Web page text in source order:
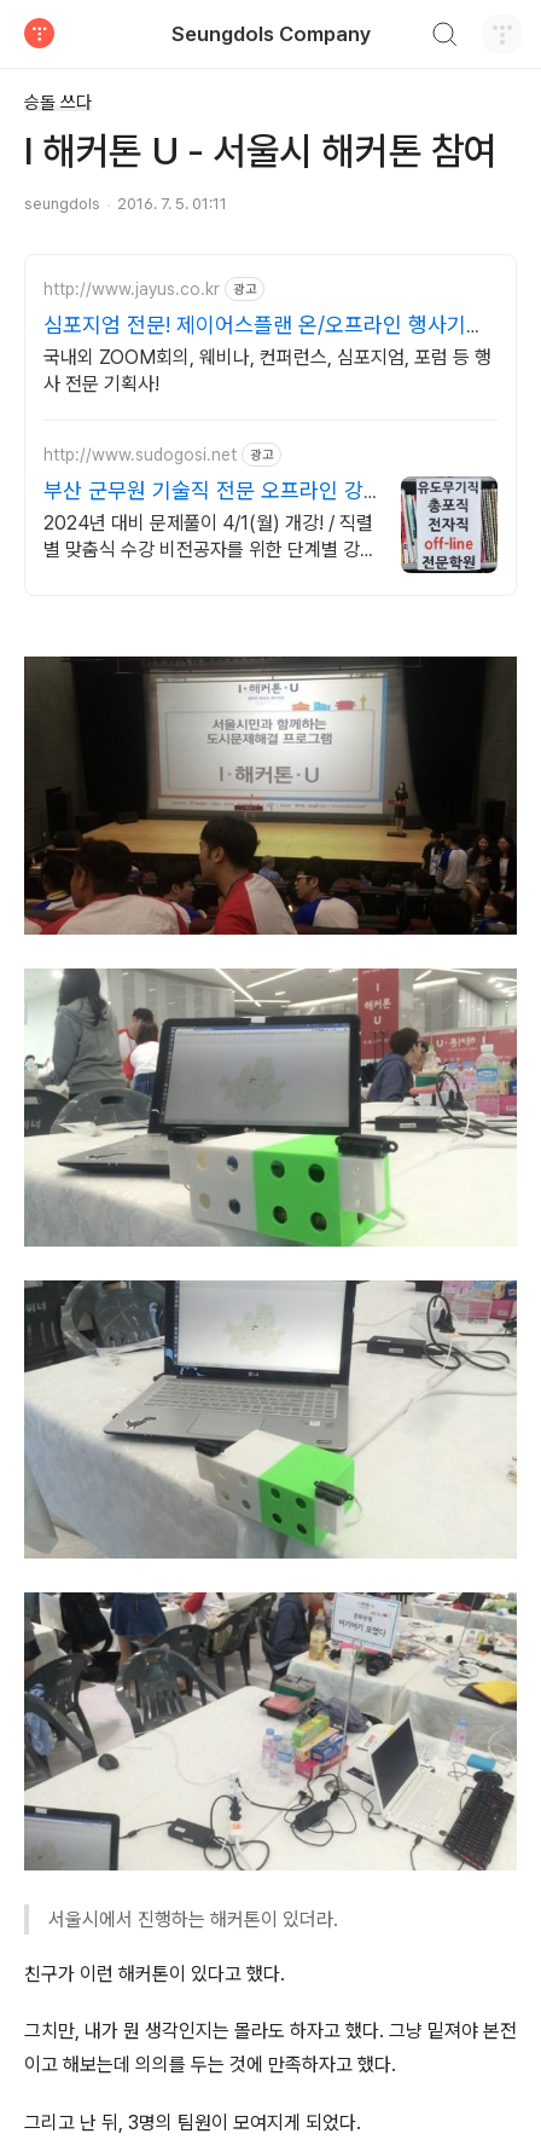
Seungdols Company
승돌 쓰다
I 해커톤 U - 서울시 해커톤 참여
seungdols 2016. 7. 5. 01:11
http://www.jayus.co.kr 광고
심포지엄 전문! 제이어스플랜 온/오프라인 행사기획
대행!
국내외 ZOOM회의, 웨비나, 컨퍼런스, 심포지엄, 포럼 등 행
사 전문 기획사!
http://www.sudogosi.net 광고
부산 군무원 기술직 전문 오프라인 강
의는 수도고시학원
2024년 대비 문제풀이 4/1(월) 개강! / 직렬
별 맞춤식 수강 비전공자를 위한 단계별 강의
서울시에서 진행하는 해커톤이 있더라.
친구가 이런 해커톤이 있다고 했다.
그치만, 내가 뭔 생각인지는 몰라도 하자고 했다. 그냥 밑져야 본전
이고 해보는데 의의를 두는 것에 만족하자고 했다.
그리고 난 뒤, 3명의 팀원이 모여지게 되었다.